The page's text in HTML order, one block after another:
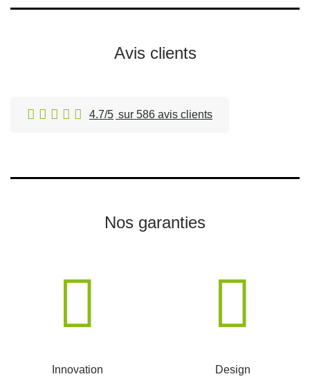
Avis clients
4.7/5 sur 586 avis clients
Nos garanties
Innovation Design